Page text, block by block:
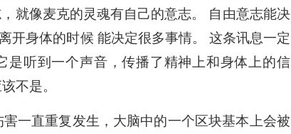
就像麦克的灵魂有自己的意志。 自由意志能决
开身体的时候 能决定很多事情。 这条讯息一定
听到一个声音，传播了精神上和身体上的信
不是。
一直重复发生，大脑中的一个区块基本上会被